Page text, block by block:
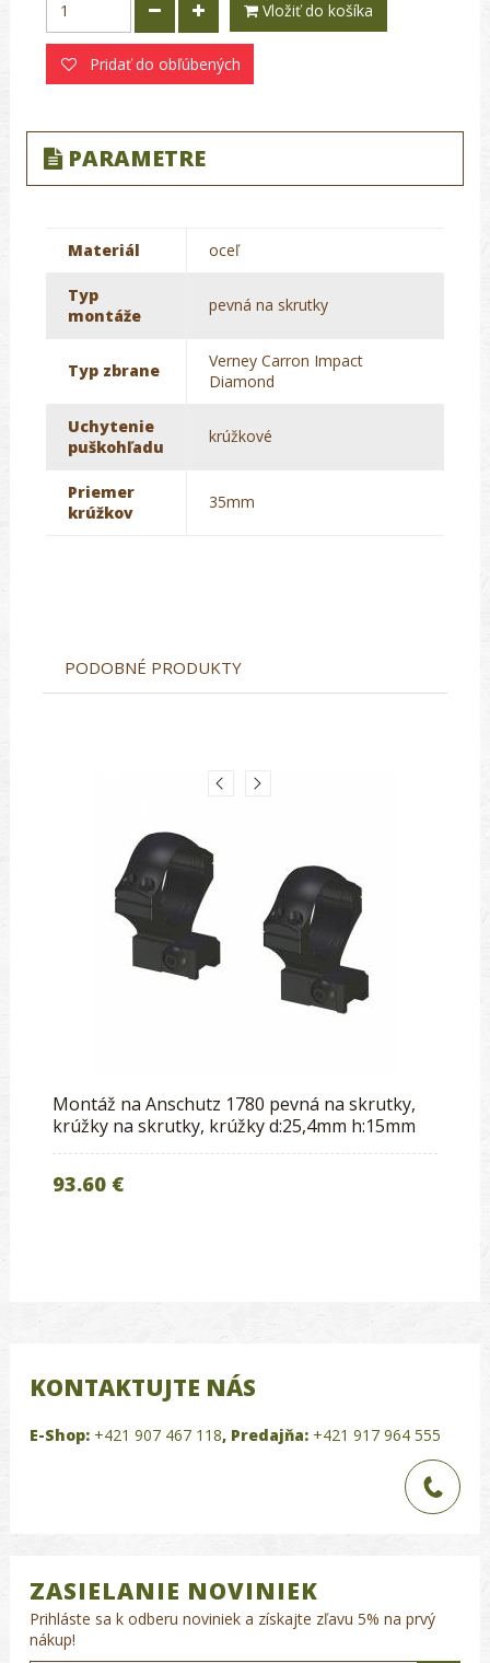
Vložiť do košíka
Pridať do obľúbených
PARAMETRE
Materiál oceľ
Typ
montáže
pevná na skrutky
Typ zbrane
Verney Carron Impact
Diamond
Uchytenie
puškohľadu
krúžkové
Priemer
krúžkov
35mm
PODOBNÉ PRODUKTY
Montáž na Anschutz 1780 pevná na skrutky,
krúžky na skrutky, krúžky d:25,4mm h:15mm
93.60 €
KONTAKTUJTE NÁS
E-Shop: +421 907 467 118, Predajňa: +421 917 964 555
ZASIELANIE NOVINIEK
Prihláste sa k odberu noviniek a získajte zľavu 5% na prvý
nákup!